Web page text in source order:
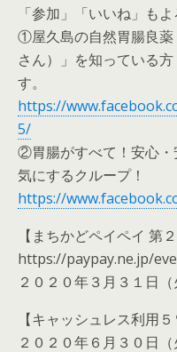
「参加」「いいね」も
①屋久島の自然胃腸良薬
さん）」を知っている
す。
https://
5/
②胃腸がすべて！安心・
気にするクループ！
https://
【まちかどペイペイ 第
https://paypay.ne.jp/
２０２０年３月３１日（
【キャッシュレス利用５
２０２０年６月３０日